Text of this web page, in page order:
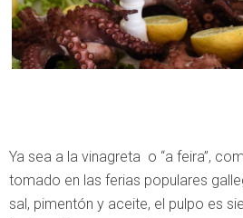
Ya sea a la vinagreta o “a feira”,
tomado en las ferias populares
sal, pimentón y aceite, el pulpo es